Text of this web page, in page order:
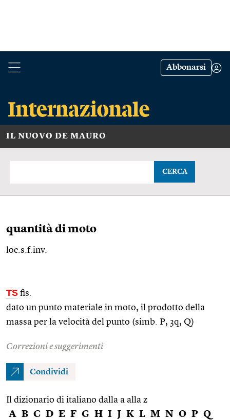
Abbonarsi
IL NUOVO DE MAURO
CERCA
quantità di moto
loc.s.f.inv.
TS fis.
dato un punto materiale in moto, il prodotto della
massa per la velocità del punto (simb. P, 3q, Q)
Correzioni e suggerimenti
Condividi
Il dizionario di italiano dalla a alla z
A B C D E F G H I J K L M N O P Q